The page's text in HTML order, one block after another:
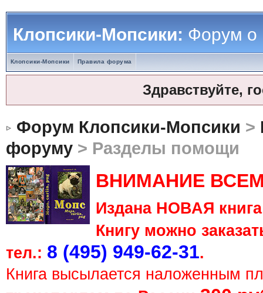
Клопсики-Мопсики:Форум о
Клопсики-Мопсики Правила форума
Здравствуйте,
Форум Клопсики-Мопсики >
форуму> Разделы помощи
ВНИМАНИЕ
Издана НОВАЯ
Книгу можно
тел.: 8 (495) 949-62-31.
Книга высылается наложенным